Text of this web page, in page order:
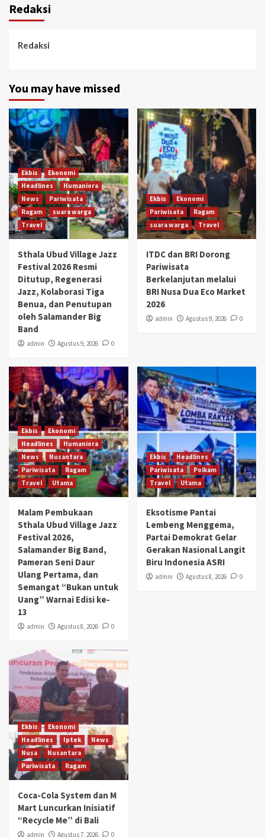
Redaksi
Redaksi
You may have missed
Ekbis
Ekonomi
Headlines
Humaniora
News
Pariwisata
Ragam
suara warga
Travel
Sthala Ubud Village Jazz
Festival 2026 Resmi
Ditutup, Regenerasi
Jazz, Kolaborasi Tiga
Benua, dan Penutupan
oleh Salamander Big
Band
admin Agustus 9, 2026 0
Ekbis
Ekonomi
Pariwisata
Ragam
suara warga
Travel
ITDC dan BRI Dorong
Pariwisata
Berkelanjutan melalui
BRI Nusa Dua Eco Market
2026
admin Agustus 9, 2026 0
Ekbis
Ekonomi
Headlines
Humaniora
News
Nusantara
Pariwisata
Ragam
Travel
Utama
Malam Pembukaan
Sthala Ubud Village Jazz
Festival 2026,
Salamander Big Band,
Pameran Seni Daur
Ulang Pertama, dan
Semangat “Bukan untuk
Uang” Warnai Edisi ke-
13
admin Agustus 8, 2026 0
Ekbis
Headlines
Pariwisata
Polkam
Travel
Utama
Eksotisme Pantai
Lembeng Menggema,
Partai Demokrat Gelar
Gerakan Nasional Langit
Biru Indonesia ASRI
admin Agustus 8, 2026 0
Ekbis
Ekonomi
Headlines
Iptek
News
Nusa
Nusantara
Pariwisata
Ragam
Coca-Cola System dan M
Mart Luncurkan Inisiatif
“Recycle Me” di Bali
admin Agustus 7, 2026 0